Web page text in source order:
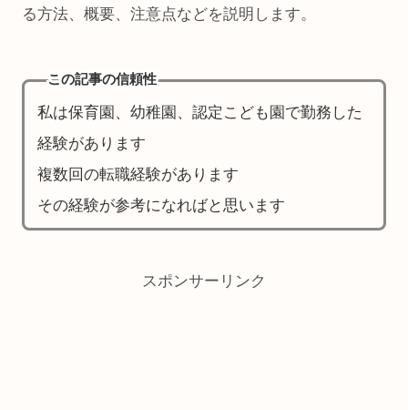
る方法、概要、注意点などを説明します。
この記事の信頼性
私は保育園、幼稚園、認定こども園で勤務した
経験があります
複数回の転職経験があります
その経験が参考になればと思います
スポンサーリンク